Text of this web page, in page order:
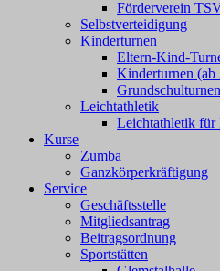
Förderverein
Selbstverteidigung
Kinderturnen
Eltern-Kind-
Kinderturnen (ab
Leichtathletik
Leichtathletik für
Kurse
Zumba
Ganzkörperkräftigung
Service
Geschäftsstelle
Mitgliedsantrag
Beitragsordnung
Sportstätten